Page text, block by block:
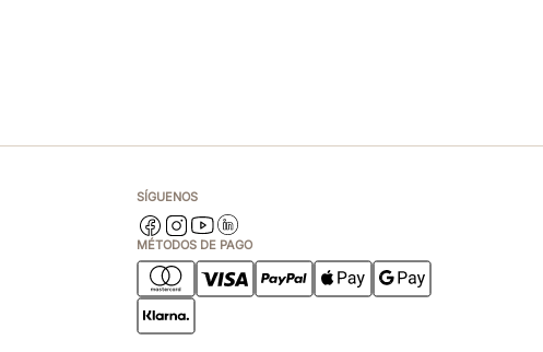
SÍGUENOS
MÉTODOS DE PAGO